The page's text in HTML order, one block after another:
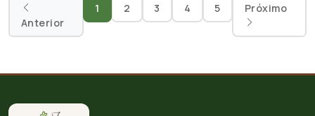
Anterior
1 2 3 4 5 Próximo